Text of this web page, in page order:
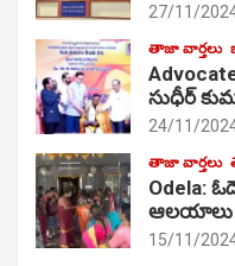
27/11/
తాజా వార్తలు
సుధీర్
24/11/
తాజా వార్తలు
Odela:
ఆల‌యాలు
15/11/